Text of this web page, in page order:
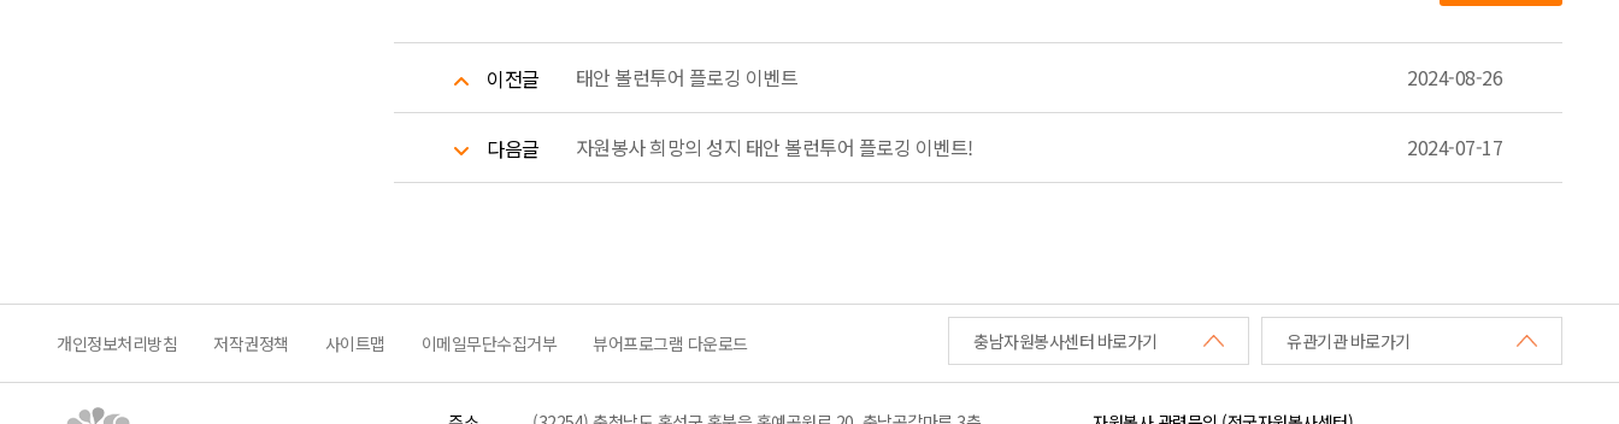
이전글 태안 볼런투어 플로깅 이벤트 2024-08-26
다음글 자원봉사 희망의 성지 태안 볼런투어 플로깅 이벤트! 2024-07-17
개인정보처리방침 저작권정책 사이트맵 이메일무단수집거부 뷰어프로그램 다운로드 충남자원봉사센터 바로가기 유관기관 바로가기